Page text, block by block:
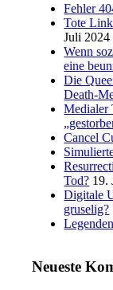
Fehler
Tote
Juli 2024
Wenn
eine
Die
Death-
Medialer
Cancel
Tod? 19.
Digitale
gruselig?
Neueste